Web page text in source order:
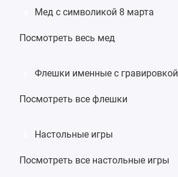
Мед с символикой 8 марта
Посмотреть весь мед
Флешки именные с гравировкой
Посмотреть все флешки
Настольные игры
Посмотреть все настольные игры